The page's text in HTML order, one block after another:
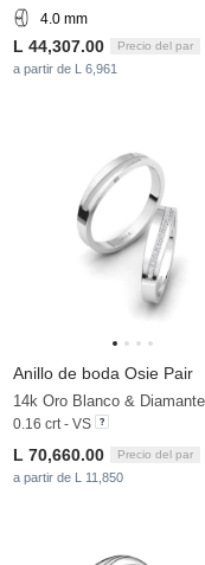
4.0 mm
L 44,307.00 Precio del par
a partir de L 6,961
Anillo de boda Osie Pair
0.16 crt - VS
L 70,660.00 Precio del par
a partir de L 11,850